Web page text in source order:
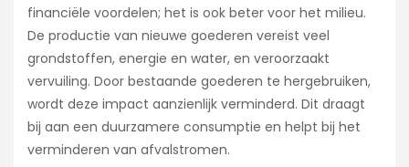
financiële voordelen; het is ook beter voor het milieu.
De productie van nieuwe goederen vereist veel
grondstoffen, energie en water, en veroorzaakt
vervuiling. Door bestaande goederen te hergebruiken,
wordt deze impact aanzienlijk verminderd. Dit draagt
bij aan een duurzamere consumptie en helpt bij het
verminderen van afvalstromen.